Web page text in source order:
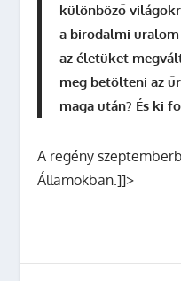
különböző
a birodalmi
az életüket
meg betölteni az
maga után? És ki
A regény
Államokban.]]>